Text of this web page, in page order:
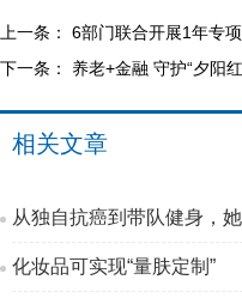
上一条： 6部门联合开展1年专
下一条： 养老+金融 守护“夕阳
相关文章
从独自抗癌到带队健身，
化妆品可实现“量肤定制”